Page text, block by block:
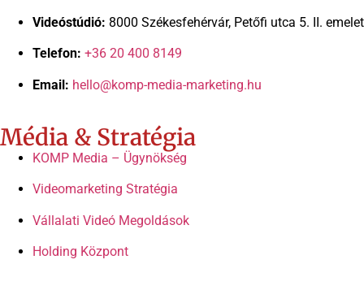
Videóstúdió: 8000 Székesfehérvár, Petőfi utca 5. II. emelet
Telefon: +36 20 400 8149
Email: hello@komp-media-marketing.hu
Média & Stratégia
KOMP Media – Ügynökség
Videomarketing Stratégia
Vállalati Videó Megoldások
Holding Központ